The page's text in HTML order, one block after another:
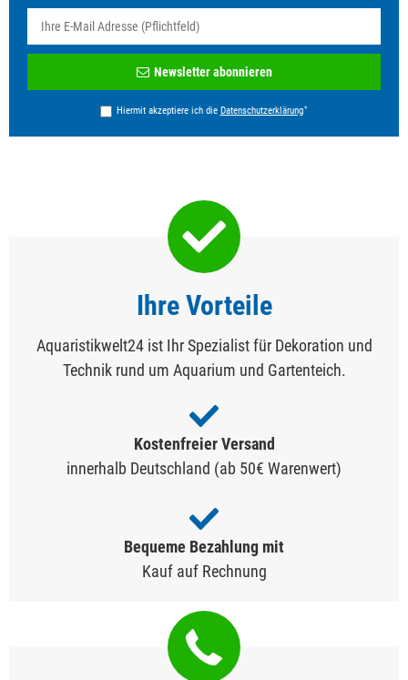
Honig
Newsletter abonnieren
Hiermit akzeptiere ich die Daten­schutz­erklärung*
Ihre Vorteile
Aquaristikwelt24 ist Ihr Spezialist für Dekoration und
Technik rund um Aquarium und Gartenteich.
Kostenfreier Versand
innerhalb Deutschland (ab 50€ Warenwert)
Bequeme Bezahlung mit
Kauf auf Rechnung